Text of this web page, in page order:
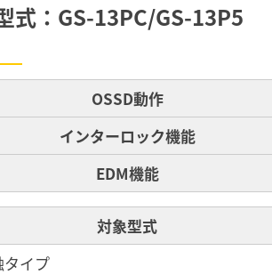
式：GS-13PC/GS-13P5
OSSD動作
インターロック機能
EDM機能
対象型式
イプ